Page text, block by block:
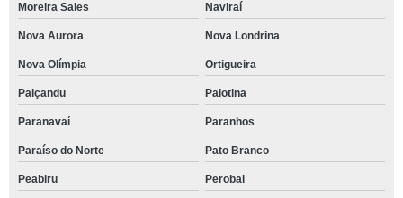
Moreira Sales Naviraí
Nova Aurora Nova Londrina
Nova Olímpia Ortigueira
Paiçandu Palotina
Paranavaí Paranhos
Paraíso do Norte Pato Branco
Peabiru Perobal